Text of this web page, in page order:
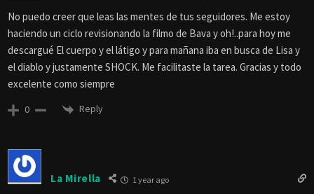
No puedo creer que leas las mentes de tus seguidores. Me estoy
haciendo un ciclo revisionando la filmo de Bava y oh!..para hoy me
descargué El cuerpo y el látigo y para mañana iba en busca de Lisa y
el diablo y justamente SHOCK. Me facilitaste la tarea. Gracias y todo
excelente como siempre
0 Reply
La Mirella 1 year ago